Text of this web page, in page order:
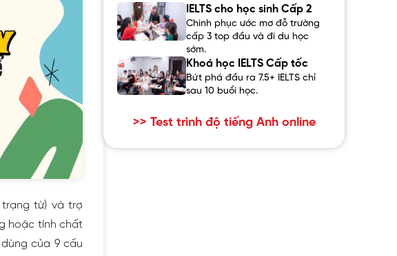
từ) và trợ
hoặc tính chất
của 9 cấu
IELTS cho học sinh Cấp 2
Chinh phục ước mơ đỗ trường
cấp 3 top đầu và đi du học
sớm.
Khoá học IELTS Cấp tốc
Bứt phá đầu ra 7.5+ IELTS chỉ
sau 10 buổi học.
>> Test trình độ tiếng Anh online